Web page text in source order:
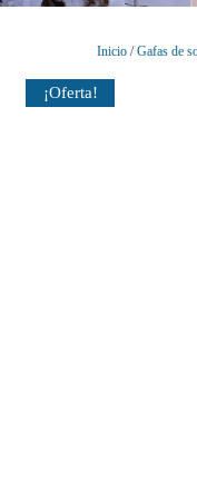
Inicio/Gafas de
¡Oferta!